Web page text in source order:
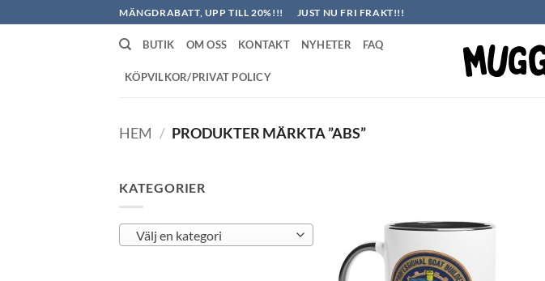
to
MÄNGDRABATT, UPP TILL 20%!!! JUST NU FRI FRAKT!!!
BUTIK OM OSS KONTAKT NYHETER FAQ
KÖPVILKOR/PRIVAT POLICY
HEM / PRODUKTER MÄRKTA ”ABS”
KATEGORIER
Välj en kategori